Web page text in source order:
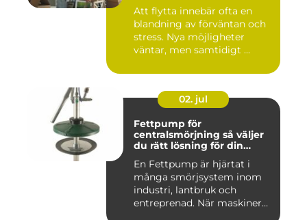
Att flytta innebär ofta en
blandning av förväntan och
stress. Nya möjligheter
väntar, men samtidigt ...
02. jul
Fettpump för
centralsmörjning så väljer
du rätt lösning för din
En Fettpump är hjärtat i
många smörjsystem inom
industri, lantbruk och
entreprenad. När maskiner